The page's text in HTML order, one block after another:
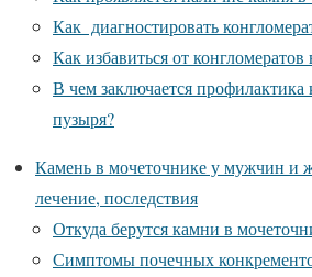
Как диагностировать
Как избавиться от
В чем заключается
пузыря?
Камень в мочеточнике у мужчин и
лечение, последствия
Откуда берутся камни в
Симптомы почечных